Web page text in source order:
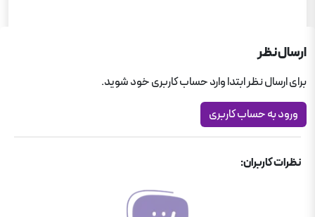
ارسال نظر
برای ارسال نظر ابتدا وارد حساب کاربری خود شوید.
ورود به حساب کاربری
نظرات کاربران: